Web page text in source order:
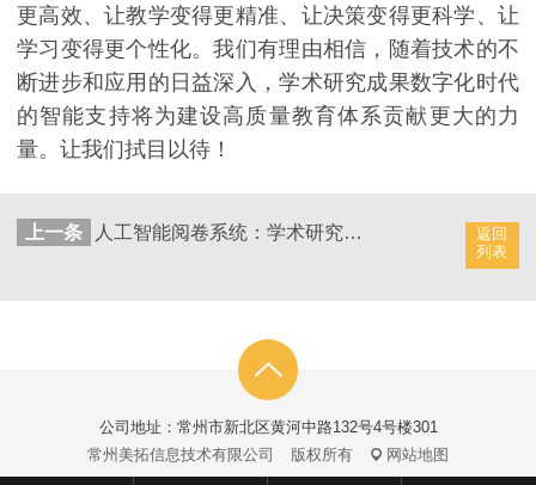
更高效、让教学变得更精准、让决策变得更科学、让
学习变得更个性化。我们有理由相信，随着技术的不
断进步和应用的日益深入，学术研究成果数字化时代
的智能支持将为建设高质量教育体系贡献更大的力
量。让我们拭目以待！
返回
列表
上一条 人工智能阅卷系统：学术研究成果数字化时代的管理工具
公司地址：常州市新北区黄河中路132号4号楼301
常州美拓信息技术有限公司
版权所有 网站地图